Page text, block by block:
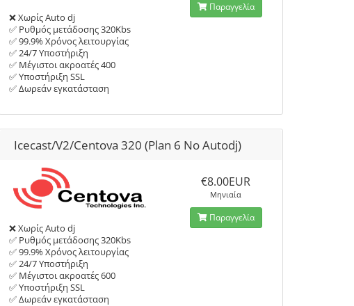
❌ Χωρίς Auto dj
✅ Ρυθμός μετάδοσης 320Kbs
✅ 99.9% Χρόνος λειτουργίας
✅ 24/7 Υποστήριξη
✅ Μέγιστοι ακροατές 400
✅ Υποστήριξη SSL
✅ Δωρεάν εγκατάσταση
Παραγγελία
Icecast/V2/Centova 320 (Plan 6 No Autodj)
❌ Χωρίς Auto dj
✅ Ρυθμός μετάδοσης 320Kbs
✅ 99.9% Χρόνος λειτουργίας
✅ 24/7 Υποστήριξη
✅ Μέγιστοι ακροατές 600
✅ Υποστήριξη SSL
✅ Δωρεάν εγκατάσταση
€8.00EUR
Μηνιαία
Παραγγελία